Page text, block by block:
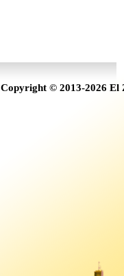
Copyright © 2013-2026 El